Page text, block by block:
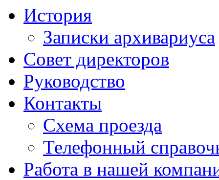
История
Записки архивариуса
Совет директоров
Руководство
Контакты
Схема проезда
Телефонный
Работа в нашей